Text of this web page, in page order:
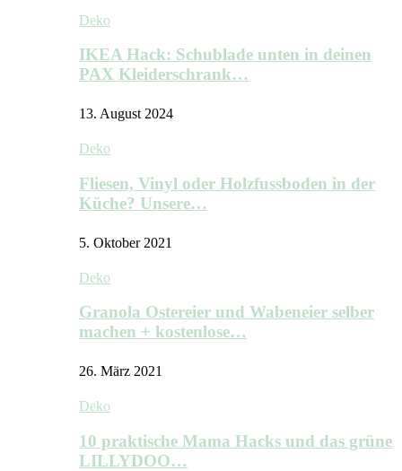
Deko
IKEA Hack: Schublade unten in deinen
PAX Kleiderschrank…
13. August 2024
Deko
Fliesen, Vinyl oder Holzfussboden in der
Küche? Unsere…
5. Oktober 2021
Deko
Granola Ostereier und Wabeneier selber
machen + kostenlose…
26. März 2021
Deko
10 praktische Mama Hacks und das grüne
LILLYDOO…